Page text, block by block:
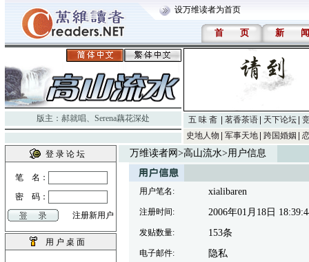
设万维读者为首页
首 页 新 闻
版主： 郝就唱、 Serena藕花深处 五 味 斋 茗香茶语 天下论坛
史地人物
军事天地 跨国婚姻
登 录 论 坛
笔 名：
密 码：
注册新用户
用 户 桌 面
万维读者网 >高山流水>用户信息
用户笔名: xialibaren
注册时间: 2006年01月18日
发贴数量: 153条
电子邮件: 隐私